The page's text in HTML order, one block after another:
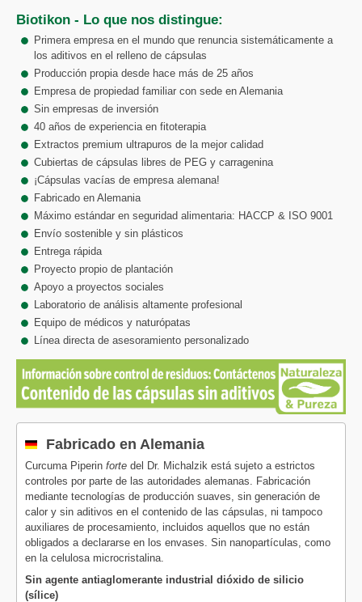
Biotikon - Lo que nos distingue:
Primera empresa en el mundo que renuncia sistemáticamente a
los aditivos en el relleno de cápsulas
Producción propia desde hace más de 25 años
Empresa de propiedad familiar con sede en Alemania
Sin empresas de inversión
40 años de experiencia en fitoterapia
Extractos premium ultrapuros de la mejor calidad
Cubiertas de cápsulas libres de PEG y carragenina
¡Cápsulas vacías de empresa alemana!
Fabricado en Alemania
Máximo estándar en seguridad alimentaria: HACCP & ISO 9001
Envío sostenible y sin plásticos
Entrega rápida
Proyecto propio de plantación
Apoyo a proyectos sociales
Laboratorio de análisis altamente profesional
Equipo de médicos y naturópatas
Línea directa de asesoramiento personalizado
Fabricado en Alemania
Curcuma Piperin forte del Dr. Michalzik está sujeto a estrictos
controles por parte de las autoridades alemanas. Fabricación
mediante tecnologías de producción suaves, sin generación de
calor y sin aditivos en el contenido de las cápsulas, ni tampoco
auxiliares de procesamiento, incluidos aquellos que no están
obligados a declararse en los envases. Sin nanopartículas, como
en la celulosa microcristalina.
Sin agente antiaglomerante industrial dióxido de silicio
(sílice)